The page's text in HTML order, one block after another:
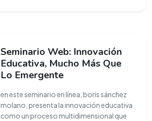
Seminario Web: Innovación
Educativa, Mucho Más Que
Lo Emergente
en este seminario en línea, boris sánchez
molano, presenta la innovación educativa
como un proceso multidimensional que